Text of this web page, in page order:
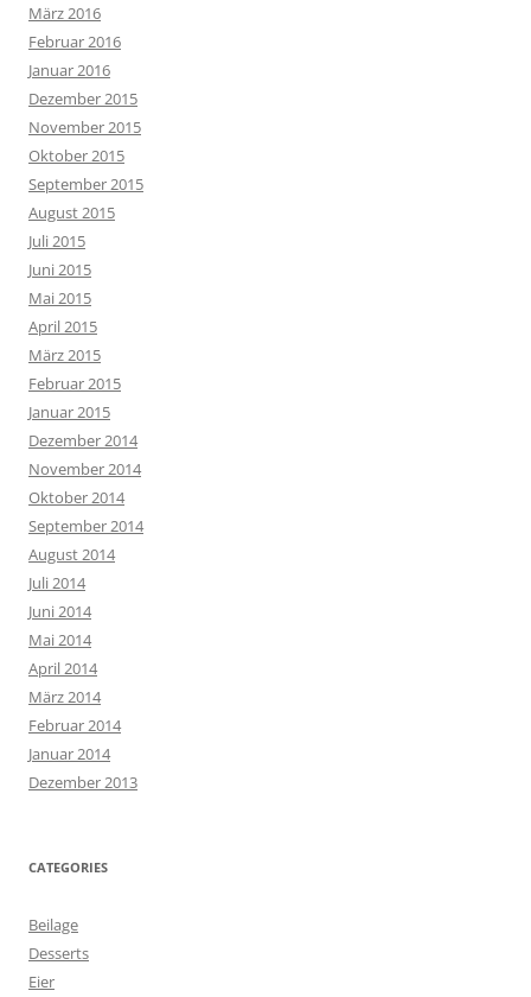
März 2016
Februar 2016
Januar 2016
Dezember 2015
November 2015
Oktober 2015
September 2015
August 2015
Juli 2015
Juni 2015
Mai 2015
April 2015
März 2015
Februar 2015
Januar 2015
Dezember 2014
November 2014
Oktober 2014
September 2014
August 2014
Juli 2014
Juni 2014
Mai 2014
April 2014
März 2014
Februar 2014
Januar 2014
Dezember 2013
CATEGORIES
Beilage
Desserts
Eier